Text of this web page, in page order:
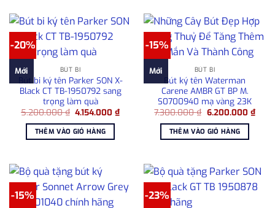
-20%
Mới BÚT BI
Bút bi ký tên Parker SON X-
Black CT TB-1950792 sang
trọng làm quà
5.200.000₫ Giá
là:
5.200.000 ₫.
4.154.000₫Giá
hiện
4.154.000 ₫.
THÊM VÀO GIỎ HÀNG
-15%
Mới BÚT BI
Bút ký tên Waterman
Carene AMBR GT BP M.
S0700940 mạ vàng 23K
7.300.000₫ Giá
là:
7.300.000 ₫.
6.200.000 ₫Giá
hiện
THÊM VÀO GIỎ HÀNG
-15% -23%